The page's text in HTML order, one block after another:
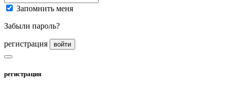
Запомнить меня
Забыли пароль?
регистрация войти
регистрация